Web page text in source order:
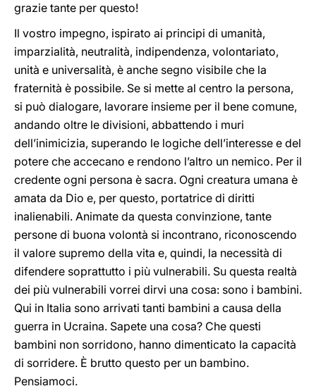
grazie tante per questo!
Il vostro impegno, ispirato ai principi di umanità,
imparzialità, neutralità, indipendenza, volontariato,
unità e universalità, è anche segno visibile che la
fraternità è possibile. Se si mette al centro la persona,
si può dialogare, lavorare insieme per il bene comune,
andando oltre le divisioni, abbattendo i muri
dell’inimicizia, superando le logiche dell’interesse e del
potere che accecano e rendono l’altro un nemico. Per il
credente ogni persona è sacra. Ogni creatura umana è
amata da Dio e, per questo, portatrice di diritti
inalienabili. Animate da questa convinzione, tante
persone di buona volontà si incontrano, riconoscendo
il valore supremo della vita e, quindi, la necessità di
difendere soprattutto i più vulnerabili. Su questa realtà
dei più vulnerabili vorrei dirvi una cosa: sono i bambini.
Qui in Italia sono arrivati tanti bambini a causa della
guerra in Ucraina. Sapete una cosa? Che questi
bambini non sorridono, hanno dimenticato la capacità
di sorridere. È brutto questo per un bambino.
Pensiamoci.